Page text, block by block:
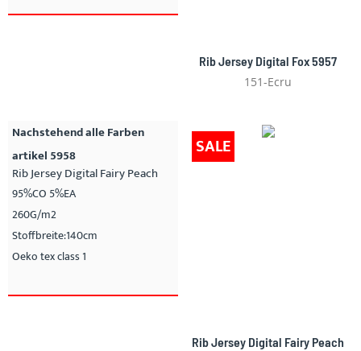
Rib Jersey Digital Fox 5957
151-Ecru
Nachstehend alle Farben
artikel 5958
Rib Jersey Digital Fairy Peach
95%CO 5%EA
260G/m2
Stoffbreite:140cm
Oeko tex class 1
SALE
Rib Jersey Digital Fairy Peach